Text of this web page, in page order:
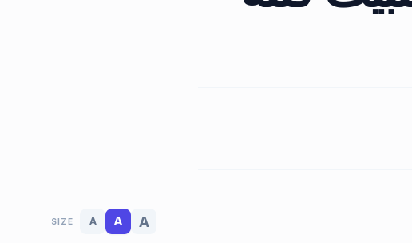
SIZE A A A